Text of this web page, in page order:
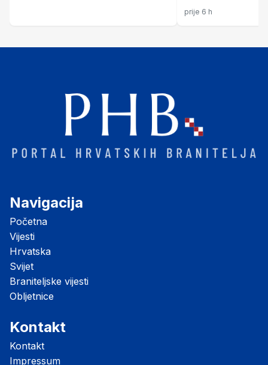
prije 6 h
Navigacija
Početna
Vijesti
Hrvatska
Svijet
Braniteljske vijesti
Obljetnice
Kontakt
Kontakt
Impressum